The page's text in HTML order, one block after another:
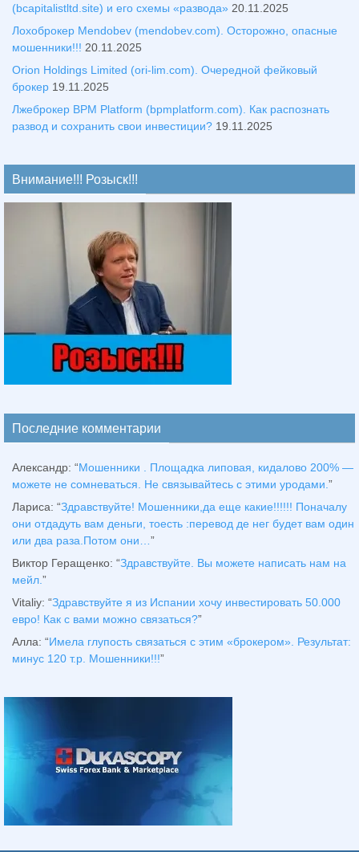
(bcapitalistltd.site) и его схемы «развода» 20.11.2025
Лохоброкер Mendobev (mendobev.com). Осторожно, опасные
мошенники!!! 20.11.2025
Orion Holdings Limited (ori-lim.com). Очередной фейковый
брокер 19.11.2025
Лжеброкер BPM Platform (bpmplatform.com). Как распознать
развод и сохранить свои инвестиции? 19.11.2025
Внимание!!! Розыск!!!
Последние комментарии
Александр: “Мошенники . Площадка липовая, кидалово 200% —
можете не сомневаться. Не связывайтесь с этими уродами. ”
Лариса: “Здравствуйтe! Мошенники,да еще какие!!!!!! Поначалу
они отдадуть вам деньги, тоесть :перевод де нег будет вам один
или два раза.Потом они… ”
Виктор Геращенко: “Здравствуйте. Вы можете написать нам на
мейл. ”
Vitaliy: “Здравствуйте я из Испании хочу инвестировать 50.000
евро! Как с вами можно связаться?”
Алла: “Имела глупость связаться с этим «брокером». Результат:
минус 120 т.р. Мошенники!!!”